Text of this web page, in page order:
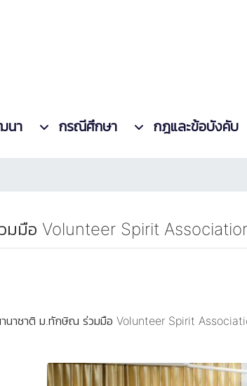
นา กรณีศึกษา กฎและข้อบังคับ
มือ Volunteer Spirit
นาชาติ ม.ทักษิณ ร่วมมือ Volunteer Spirit